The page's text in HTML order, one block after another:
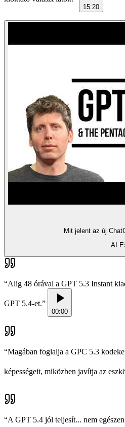
15:20
Mit jelent az új
AI
“Alig 48 órával a GPT 5.3 Instant
GPT 5.4-et.”
00:00
“Magában foglalja a GPC 5.3
képességeit, miközben javítja az
“A GPT 5.4 jól teljesít... nem